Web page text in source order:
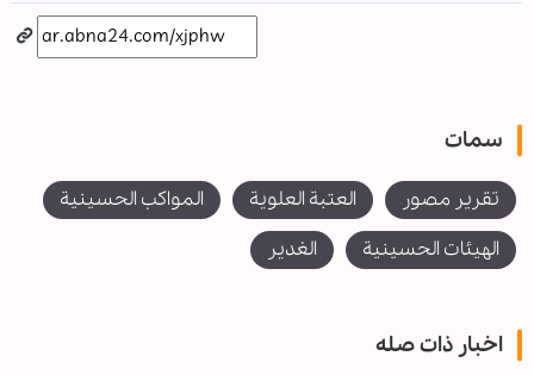
سمات
تقرير مصور العتبة العلوية
المواكب الحسينية
الهيئات الحسينية
الغدير
اخبار ذات صله